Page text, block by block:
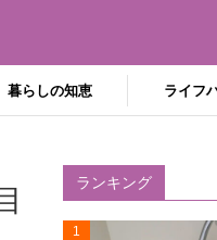
暮らしの知恵 ライフ
ランキング
1